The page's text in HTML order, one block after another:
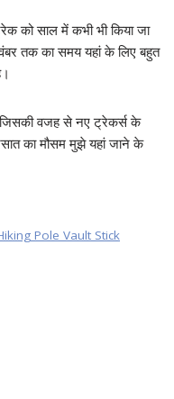
को साल में कभी भी किया जा
तक का समय यहां के लिए बहुत
है जिसकी वजह से नए ट्रेकर्स के
का मौसम मुझे यहां जाने के
Pole Vault Stick